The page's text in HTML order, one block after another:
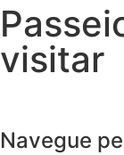
visitar
Navegue